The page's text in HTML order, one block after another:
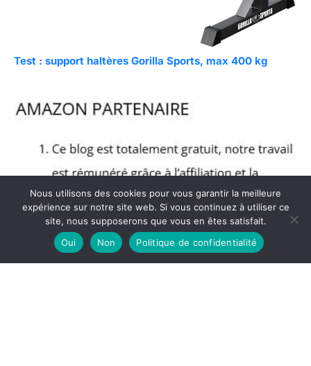
Test : support haltères Gorilla Sports, max 400 kg
Nous utilisons des cookies pour vous garantir la meilleure
expérience sur notre site web. Si vous continuez à utiliser ce
site, nous supposerons que vous en êtes satisfait.
Oui
Non Politique de confidentialité